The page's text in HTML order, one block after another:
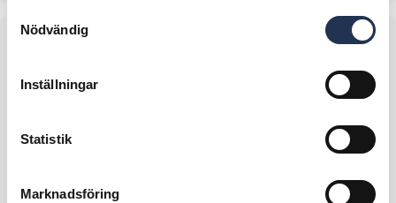
Nödvändig
Inställningar
Statistik
Marknadsföring